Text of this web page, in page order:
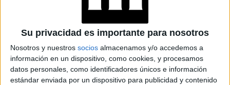
Su privacidad es importante para nosotros
Nosotros y nuestros socios almacenamos y/o accedemos a
información en un dispositivo, como cookies, y procesamos
datos personales, como identificadores únicos e información
estándar enviada por un dispositivo para publicidad y contenido
Caras Noticias
Weekend Parabrisas
Look
Luz Mía Lunateen Break BATimes
© Perfil.com 2006-2019 - Todos los derechos reservados
Registro de Propiedad Intelectual: Nro. 5346433